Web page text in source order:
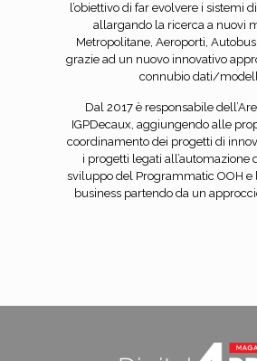
l’obiettivo di far evolvere i sistemi
allargando la ricerca a nuovi
Metropolitane, Aeroporti,
grazie ad un nuovo innovativo
connubio dati/
Dal 2017 è responsabile
IGPDecaux, aggiungendo alle
coordinamento dei progetti di
i progetti legati all’automazione
sviluppo del Programmatic OOH e
business partendo da un